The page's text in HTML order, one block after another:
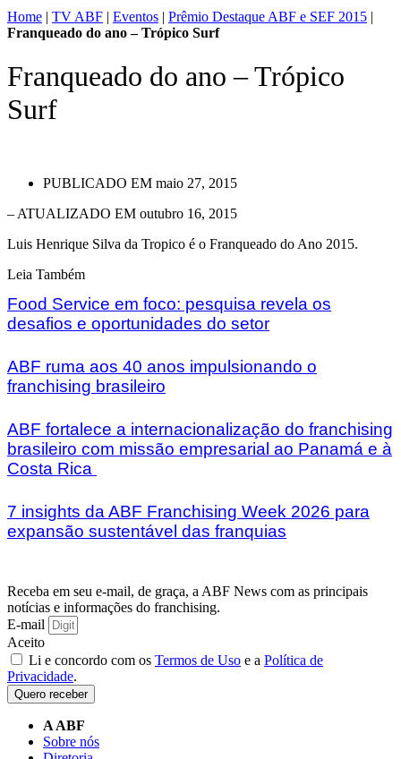
Home | TV ABF | Eventos | Prêmio Destaque ABF e SEF 2015 |
Franqueado do ano – Trópico Surf
Franqueado do ano – Trópico
Surf
PUBLICADO EM maio 27, 2015
– ATUALIZADO EM outubro 16, 2015
Luis Henrique Silva da Tropico é o Franqueado do Ano 2015.
Leia Também
Food Service em foco: pesquisa revela os
desafios e oportunidades do setor
ABF ruma aos 40 anos impulsionando o
franchising brasileiro
ABF fortalece a internacionalização do franchising
brasileiro com missão empresarial ao Panamá e à
Costa Rica
7 insights da ABF Franchising Week 2026 para
expansão sustentável das franquias
Receba em seu e-mail, de graça, a ABF News com as principais
notícias e informações do franchising.
E-mail
Aceito
Li e concordo com os Termos de Uso e a Política de
Privacidade.
Quero receber
A ABF
Sobre nós